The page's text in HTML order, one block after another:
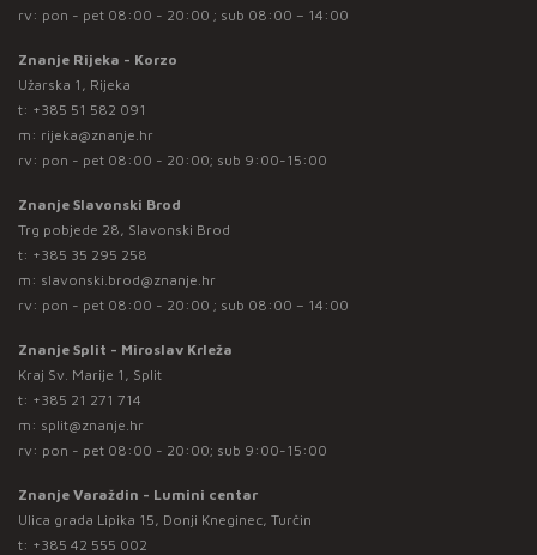
rv: pon - pet 08:00 - 20:00 ; sub 08:00 – 14:00
Znanje Rijeka - Korzo
Užarska 1, Rijeka
t: +385 51 582 091
m: rijeka@znanje.hr
rv: pon - pet 08:00 - 20:00; sub 9:00-15:00
Znanje Slavonski Brod
Trg pobjede 28, Slavonski Brod
t: +385 35 295 258
m: slavonski.brod@znanje.hr
rv: pon - pet 08:00 - 20:00 ; sub 08:00 – 14:00
Znanje Split - Miroslav Krleža
Kraj Sv. Marije 1, Split
t: +385 21 271 714
m: split@znanje.hr
rv: pon - pet 08:00 - 20:00; sub 9:00-15:00
Znanje Varaždin - Lumini centar
Ulica grada Lipika 15, Donji Kneginec, Turčin
t: +385 42 555 002